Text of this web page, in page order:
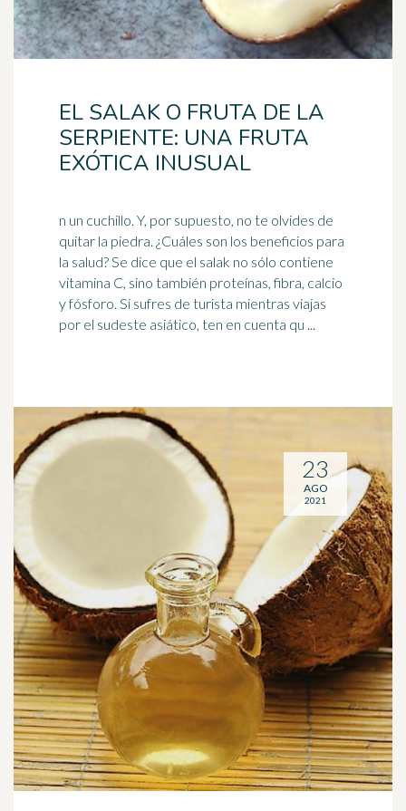
EL SALAK O FRUTA DE LA
SERPIENTE: UNA FRUTA
EXÓTICA INUSUAL
n un cuchillo. Y, por supuesto, no te olvides de
quitar la piedra. ¿Cuáles son los beneficios para
la salud? Se dice que el salak no sólo contiene
vitamina C, sino también proteínas,fibra, calcio
y fósforo. Si sufres de turista mientras viajas
por el sudeste asiático, ten en cuenta qu ...
23
AGO
2021